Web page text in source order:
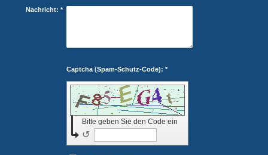
Nachricht: *
Captcha (Spam-Schutz-Code): *
Bitte geben Sie den Code ein
↺